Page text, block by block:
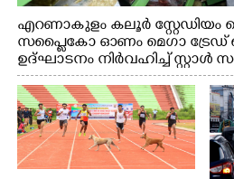
എറണാകുളം കലൂർ സ്റ്റേഡിയം
സപ്ളൈകോ ഓണം മെഗാ
ഉദ്ഘാടനം നിർവഹിച്ച് സ്റ്റാൾ
വി.ഡി. സതീശൻ. മന്ത്രി അനൂപ്